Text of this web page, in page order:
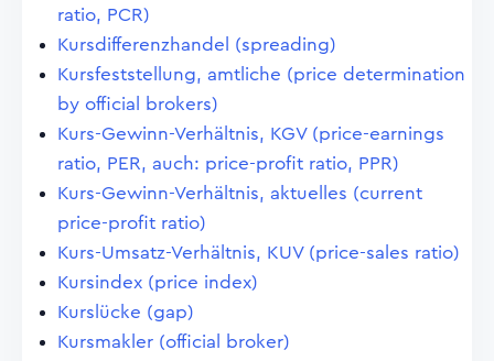
ratio, PCR)
Kursdifferenzhandel (spreading)
Kursfeststellung, amtliche (price determination
by official brokers)
Kurs-Gewinn-Verhältnis, KGV (price-earnings
ratio, PER, auch: price-profit ratio, PPR)
Kurs-Gewinn-Verhältnis, aktuelles (current
price-profit ratio)
Kurs-Umsatz-Verhältnis, KUV (price-sales ratio)
Kursindex (price index)
Kurslücke (gap)
Kursmakler (official broker)